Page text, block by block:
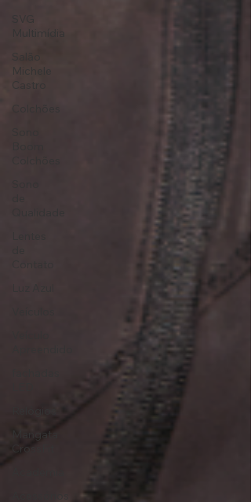
SVG
Multimídia
Salão
Michele
Castro
Mangata
CrossFit